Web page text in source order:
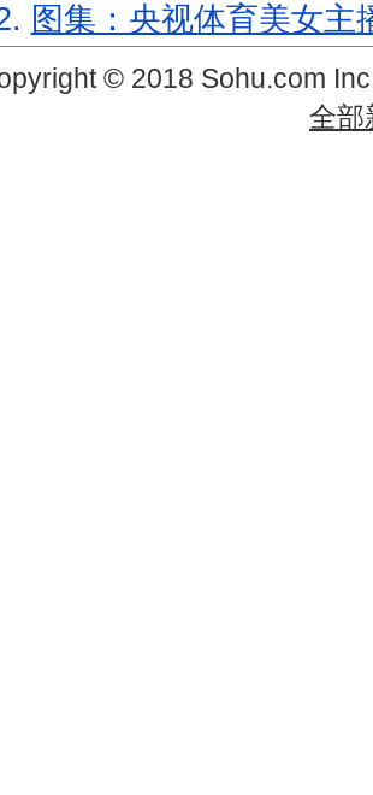
图集：央视体育美女主
© 2018 Sohu.com
全部